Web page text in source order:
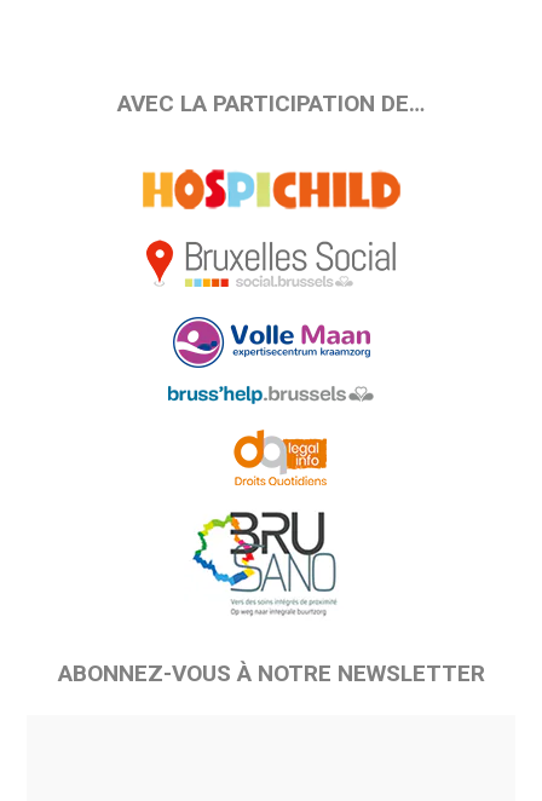
AVEC LA PARTICIPATION DE…
ABONNEZ-VOUS À NOTRE NEWSLETTER